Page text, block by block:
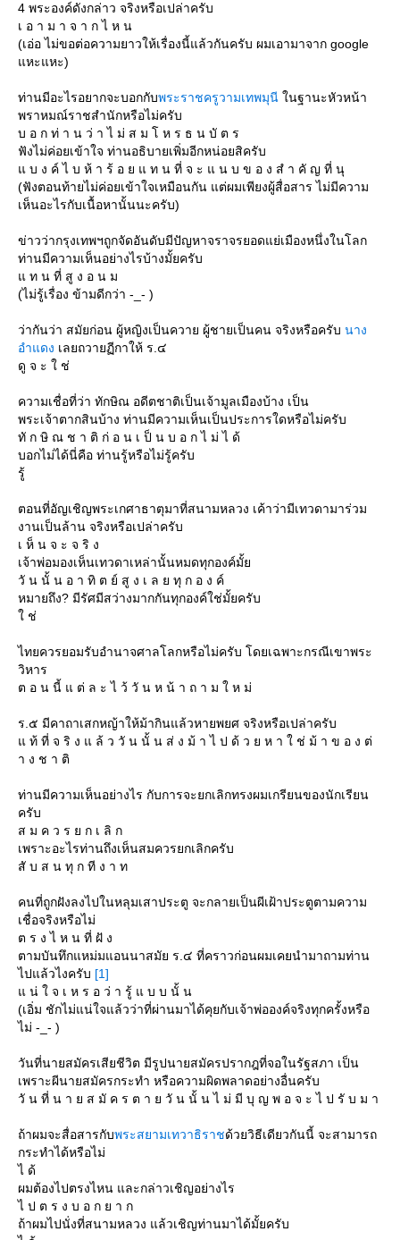
4 พระองค์ดังกล่าว จริงหรือเปล่าครับ
เ อ า ม า จ า ก ไ ห น
(เอ่อ ไม่ขอต่อความยาวให้เรื่องนี้แล้วกันครับ ผมเอามาจาก google
หะแหะ)
ท่านมีอะไรอยากจะบอกกับพระราชครูวามเทพมุนี นฐานะหัวหน้า
พราหมณ์ราชสำนักหรือไม่ครับ
บ อ ก ท่ า น ว่ า ไ ม่ ส ม โ ห ร ธ น บั ต ร
ฟังไม่ค่อยเข้าใจ ท่านอธิบายเพิ่มอีกหน่อยสิครับ
บ ง ค์ ไ บ ห้ า ร้ อ ย แ ท น ที่ จ ะ แ น บ ข อ ง สํ า คั ญ ที่ นุ
(ฟังตอนท้ายไม่ค่อยเข้าใจเหมือนกัน แต่ผมเพียงผู้สื่อสาร ไม่มีความ
เห็นอะไรกับเนื้อหานั้นนะครับ)
ข่าวว่ากรุงเทพฯถูกจัดอันดับมีปัญหาจราจรยอดแย่เมืองหนึ่งในโลก
ท่านมีความเห็นอย่างไรบ้างมั้ยครับ
ท น ที่ สู ง อ น ม
(ไม่รู้เรื่อง ข้ามดีกว่า -_- )
ว่ากันว่า สมัยก่อน ผู้หญิงเป็นควาย ผู้ชายเป็นคน จริงหรือครับ นาง
อำแดง เลยถวายฏีกาให้ ร.๔
ดู จ ะ ใ ช่
ความเชื่อที่ว่า ทักษิณ อดีตชาติเป็นเจ้ามูลเมืองบ้าง เป็น
พระเจ้าตากสินบ้าง ท่านมีความเห็นเป็นประการใดหรือไม่ครับ
ทั ก ษิ ณ ช า ติ ก่ อ น เ ป็ น บ อ ก ไ ม่ ไ ด้
บอกไม่ได้นี่คือ ท่านรู้หรือไม่รู้ครับ
รู้
ตอนที่อัญเชิญพระเกศาธาตุมาที่สนามหลวง เค้าว่ามีเทวดามาร่วม
งานเป็นล้าน จริงหรือเปล่าครับ
เ ห็ น จ ะ จ ริ ง
เจ้าพ่อมองเห็นเทวดาเหล่านั้นหมดทุกองค์มั้
วั น นั้ น อ า ทิ ต ย์ สู ง เ ล ย ทุ ก อ ง ค์
หมายถึง? มีรัศมีสว่างมากกันทุกองค์ใช่มั้ยครับ
ช่
ไทยควรยอมรับอำนาจศาลโลกหรือไม่ครับ โดยเฉพาะกรณีเขาพระ
วิหาร
ต อ น นี้ แ ต่ ล ะ ไ ว้ วั น ห น้ า ถ า ม ใ ห ม่
ร.๕ มีคาถาเสกหญ้าให้ม้ากินแล้วหายพยศ จริงหรือเปล่าครับ
ท้ ที่ จ ริ ง แ ล้ ว วั น นั้ น ส่ ง ม้ า ไ ป ด้ ว ย ห า ใ ช่ ม้ า ข อ ง ต่
า ง ช า ติ
ท่านมีความเห็นอย่างไร กับการจะยกเลิกทรงผมเกรียนของนักเรียน
ครับ
ส ม ค ว ร ย ก เ ลิ ก
เพราะอะไรท่านถึงเห็นสมควรยกเลิกครับ
สั บ ส น ทุ ก ที ง า ท
คนที่ถูกฝังลงไปในหลุมเสาประตู จะกลายเป็นผีเฝ้าประตูตามความ
เชื่อจริงหรือไม่
ต ร ง ไ ห น ที่ ฝั ง
ตามบันทึกแหม่มแอนนาสมัย ร.๔ ที่คราวก่อนผมเคยนำมาถามท่าน
ไปแล้วไงครับ [1]
น่ ใ จ เ ห ร อ ว่ า รู้ แ บ บ นั้ น
(เอิ่ม ชักไม่แน่ใจแล้วว่าที่ผ่านมาได้คุยกับเจ้าพ่อองค์จริงทุกครั้งหรือ
ไม่ -_- )
วันที่นายสมัครเสียชีวิต มีรูปนายสมัครปรากฎที่จอในรัฐสภา เป็น
เพราะผีนายสมัครกระทำ หรือความผิดพลาดอย่างอื่นครับ
วั น ที่ น า ย ส มั ค ร ต า ย วั น นั้ น ไ ม่ มี บุ ญ พ อ จ ะ ไ ป รั บ ม า
ถ้าผมจะสื่อสารกับพระสยามเทวาธิราชด้วยวิธีเดียวกันนี้ จะสามารถ
กระทำได้หรือไม่
ไ ด้
ผมต้องไปตรงไหน และกล่าวเชิญอย่างไร
ไ ป ต ร ง บ อ ก ย า ก
ถ้าผมไปนั่งที่สนามหลวง แล้วเชิญท่านมาได้มั้ยครับ